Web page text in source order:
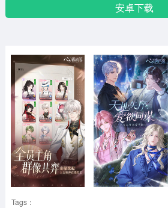
安卓下载
Tags：